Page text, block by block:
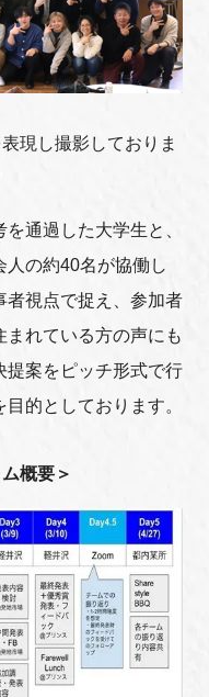
現し撮影しておりま
通過した大学生と、
の約40名が協働し
者視点で捉え、参加者
れている方の声にも
提案をピッチ形式で行
的としております。
概要＞